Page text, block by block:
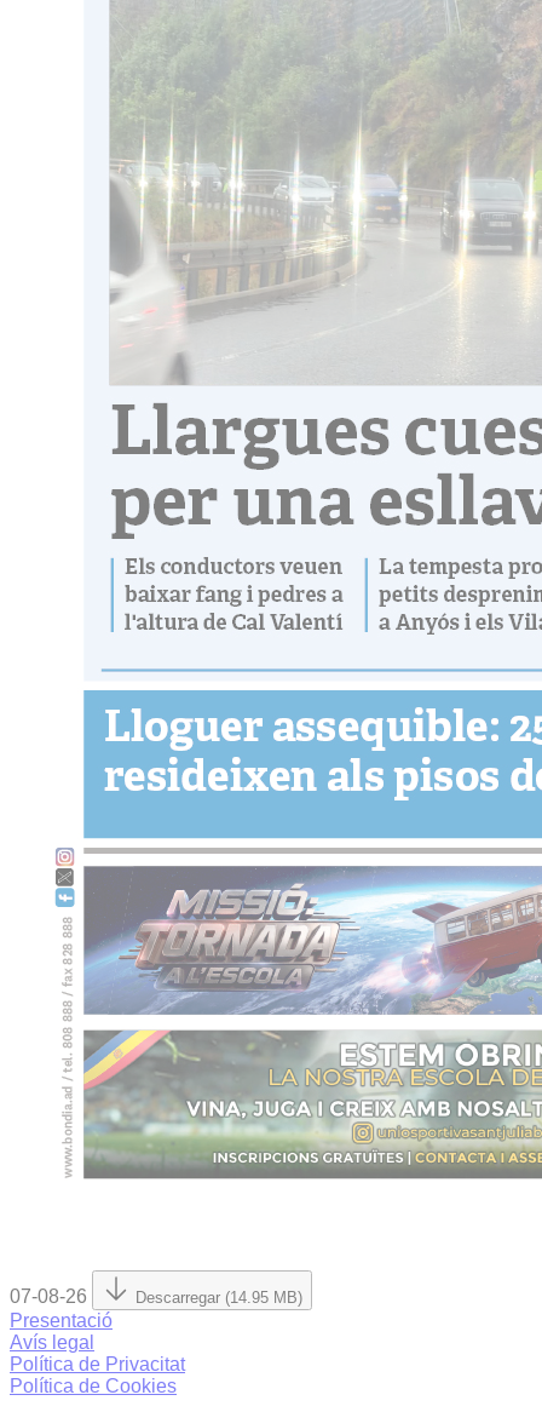
07-08-26 Descarregar (14.95 MB)
Presentació
Avís legal
Política de Privacitat
Política de Cookies